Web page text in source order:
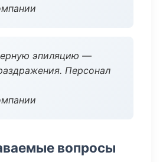
эпиляцию —
Персонал
вопросы